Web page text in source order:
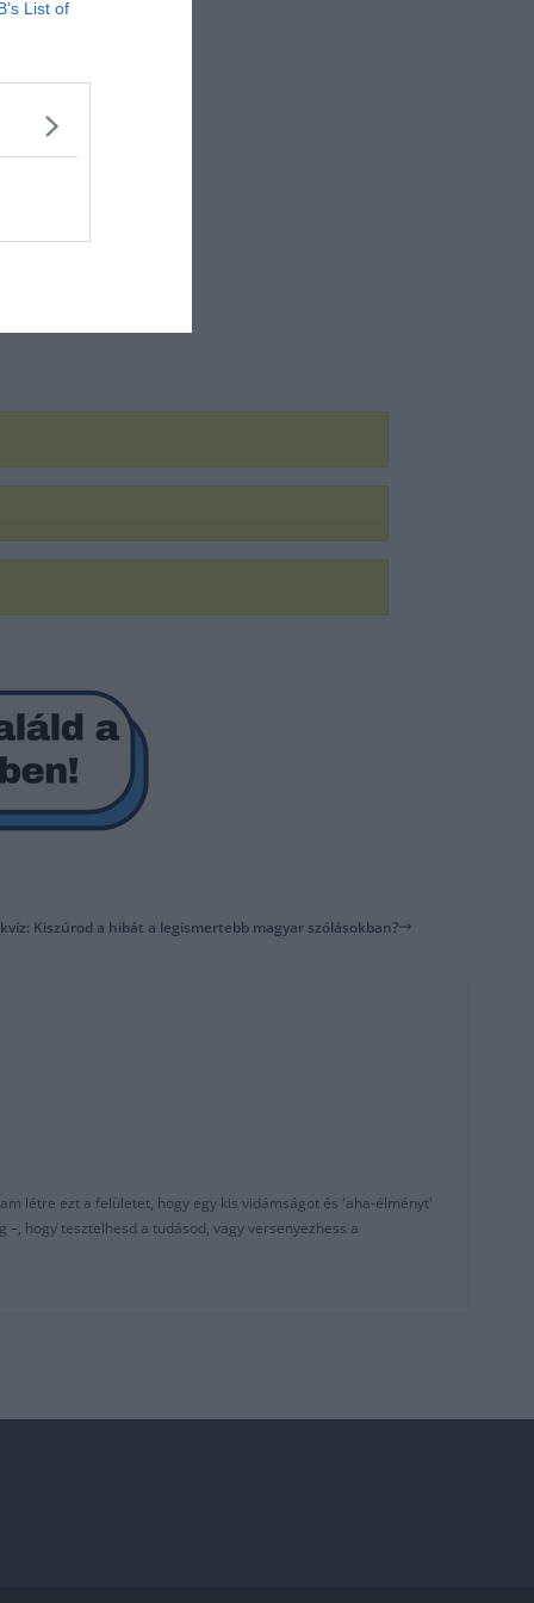
List of
Kiszúrod a hibát a legismertebb magyar szólásokban?
létre ezt a felületet, hogy egy kis vidámságot és 'aha-élményt'
hogy tesztelhesd a tudásod, vagy versenyezhess a